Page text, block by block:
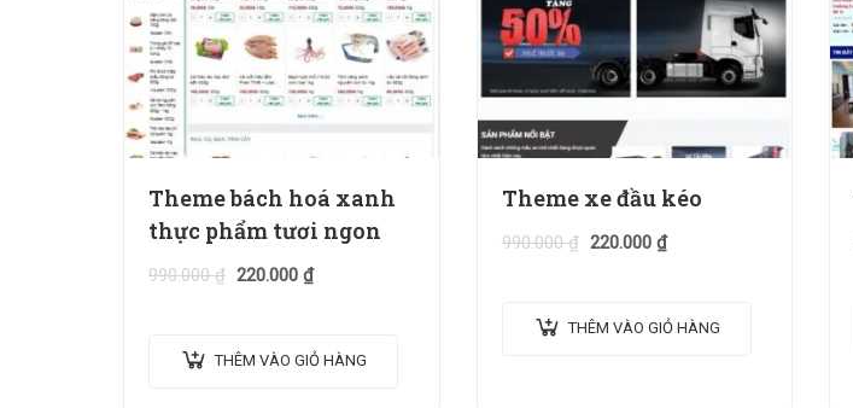
Theme bách hoá xanh
thực phẩm tươi ngon
990.000₫ 220.000 ₫
THÊM VÀO GIỎ HÀNG
Theme xe đầu kéo
990.000₫ 220.000 ₫
THÊM VÀO GIỎ HÀNG